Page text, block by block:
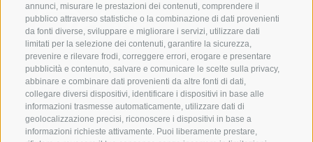
annunci, misurare le prestazioni dei contenuti, comprendere il
pubblico attraverso statistiche o la combinazione di dati provenienti
da fonti diverse, sviluppare e migliorare i servizi, utilizzare dati
limitati per la selezione dei contenuti, garantire la sicurezza,
prevenire e rilevare frodi, correggere errori, erogare e presentare
pubblicità e contenuto, salvare e comunicare le scelte sulla privacy,
abbinare e combinare dati provenienti da altre fonti di dati,
collegare diversi dispositivi, identificare i dispositivi in base alle
informazioni trasmesse automaticamente, utilizzare dati di
geolocalizzazione precisi, riconoscere i dispositivi in base a
informazioni richieste attivamente. Puoi liberamente prestare,
Eirl Dolomites Retreat Sappada
Borgata Cima, 133
33012 Sappada
Ud